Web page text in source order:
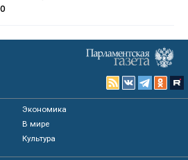
Экономика
В мире
Культура